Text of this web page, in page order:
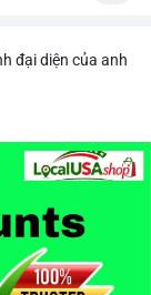
đầu bình
tới. IMF
truy xuất tài sản
mới trên
Network,
xuất sửa đổi bảo
USD.
đại diện của anh